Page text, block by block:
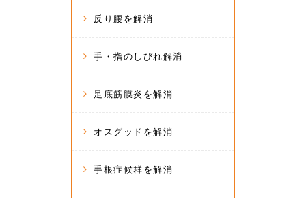
反り腰を解消
手・指のしびれ解消
足底筋膜炎を解消
オスグッドを解消
手根症候群を解消